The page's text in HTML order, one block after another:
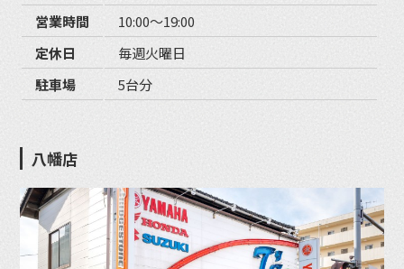
営業時間
10:00〜19:00
定休日
毎週火曜日
駐車場
5台分
八幡店